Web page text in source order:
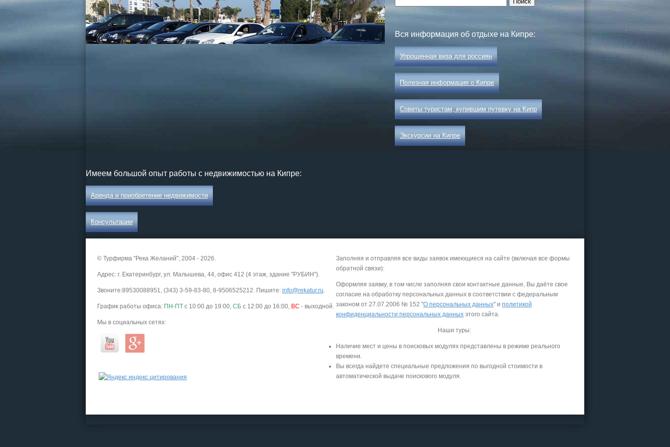
Круизы - 2026
Речные круизы
— оформление тура в офисе
Екатеринбурга
Вся информация об отдыхе на Кипре:
Упрощенная виза для россиян
Полезная информация о Кипре
Советы туристам, купившим путевку на Кипр
Экскурсии на Кипре
Имеем большой опыт работы с недвижимостью на Кипре:
Аренда и приобретение недвижимости
Консультации
© Турфирма "Река Желаний", 2004 - 2026.
Адрес: г. Екатеринбург, ул. Малышева, 44, офис 412 (4 этаж, здание "РУБИН").
Звоните:89530088951, (343) 3-59-83-80, 8-9506525212. Пишите: info@rekatur.ru.
График работы офиса: ПН-ПТ с 10:00 до 19:00, СБ с 12:00 до 16:00, ВС - выходной.
Мы в социальных сетях:
Заполняя и отправляя все виды заявок имеющиеся на сайте (включая все формы
обратной связи):
Оформляя заявку, в том числе заполняя свои контактные данные, Вы даёте свое
согласие на обработку персональных данных в соответствии с федеральным
законом от 27.07.2006 № 152 "О персональных данных" и политикой
конфиденциальности персональных данных этого сайта.
Наши туры:
Наличие мест и цены в поисковых модулях представлены в режиме реального
времени.
Вы всегда найдете специальные предложения по выгодной стоимости в
автоматической выдаче поискового модуля.